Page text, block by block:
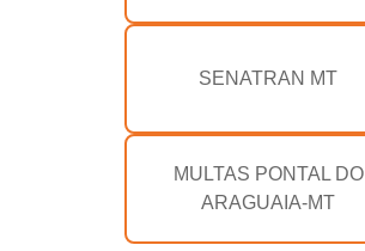
SENATRAN MT
MULTAS PONTAL DO
ARAGUAIA-MT